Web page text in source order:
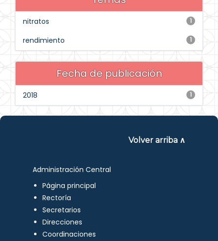
1
nitratos
1
rendimiento
Fecha de publicación
1
2018
Volver arriba ∧
Administración Central
Página principal
Rectoría
Secretarios
Direcciones
Coordinaciones